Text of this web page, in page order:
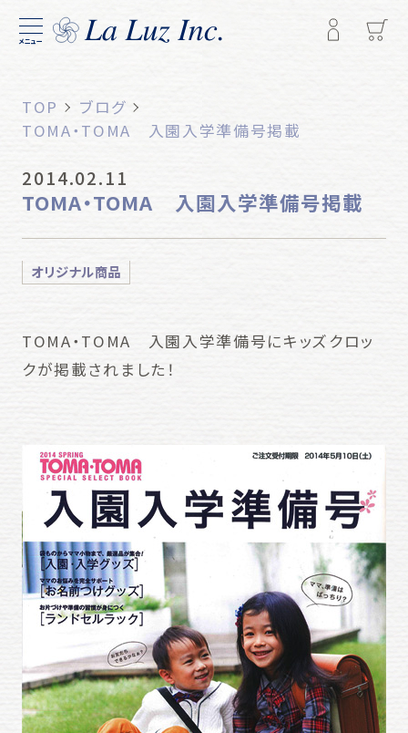
メニュー
TOP
ブログ
TOMA・TOMA 入園入学準備号掲載
2014.02.11
TOMA・TOMA 入園入学準備号掲載
オリジナル商品
TOMA・TOMA 入園入学準備号にキッズクロッ
クが掲載されました！